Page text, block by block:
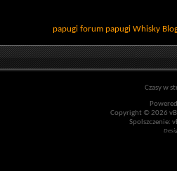
papugi forum papugi Whisky
Czasy w
Copyright © 2026
Spolszczenie: